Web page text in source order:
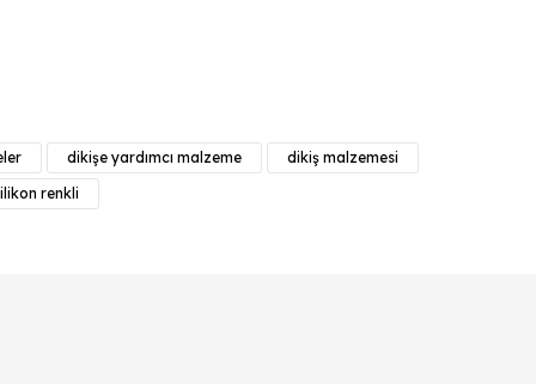
dikişe yardımcı malzeme
dikiş malzemesi
renkli